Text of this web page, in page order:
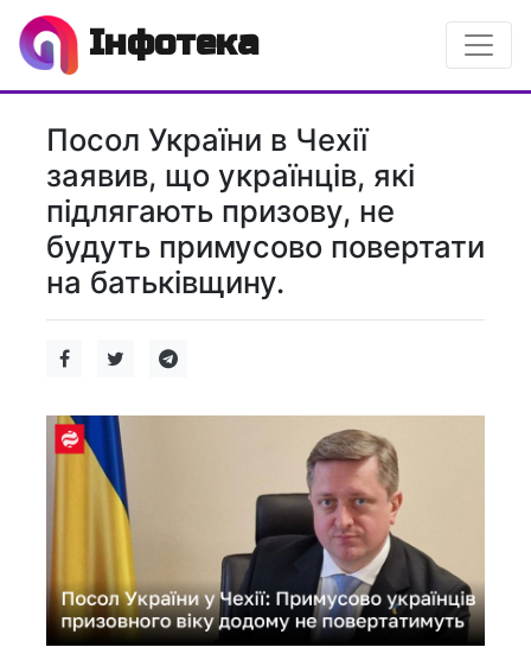
Інфотека
Посол України в Чехії
заявив, що українців, які
підлягають призову, не
будуть примусово повертати
на батьківщину.